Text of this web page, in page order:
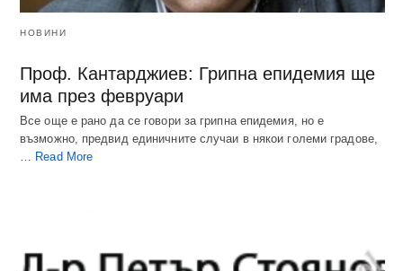
НОВИНИ
Проф. Кантарджиев: Грипна епидемия ще
има през февруари
Все още е рано да се говори за грипна епидемия, но е
възможно, предвид единичните случаи в някои големи градове,
… Read More